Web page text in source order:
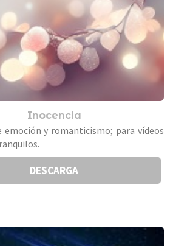
Inocencia
emoción y romanticismo; para vídeos
DESCARGA